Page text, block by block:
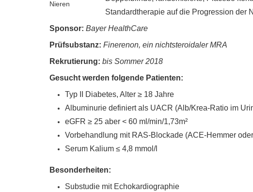
Standardtherapie auf die Progression der
Sponsor: Bayer HealthCare
Prüfsubstanz: Finerenon, ein nichtsteroidaler MRA
Rekrutierung: bis Sommer 2018
Gesucht werden folgende Patienten:
Typ II Diabetes, Alter ≥ 18 Jahre
Albuminurie definiert als UACR (Alb/Krea-Ratio im
eGFR ≥ 25 aber < 60 ml/min/1,73m²
Vorbehandlung mit RAS-Blockade (ACE-Hemmer
Serum Kalium ≤ 4,8 mmol/l
Besonderheiten:
Substudie mit Echokardiographie